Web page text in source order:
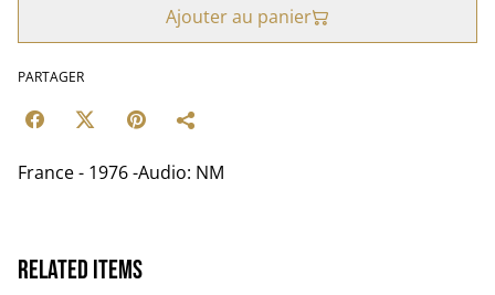
Ajouter au panier
PARTAGER
France - 1976 -Audio: NM
Related items